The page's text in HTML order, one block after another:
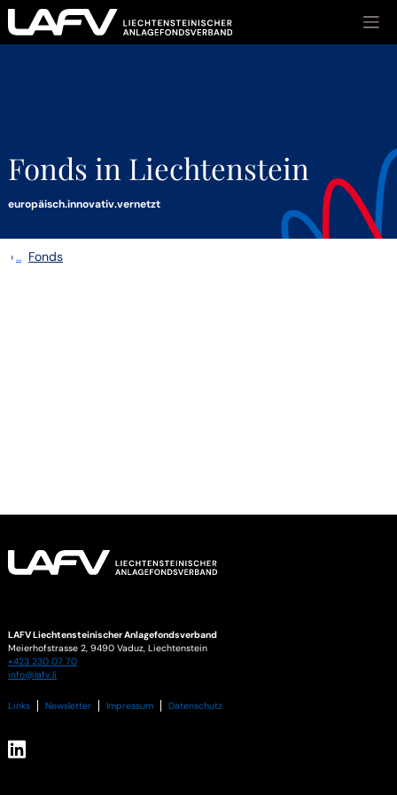
Zum Inhalt springen
Fonds in Liechtenstein
europäisch.innovativ.vernetzt
›... Fonds
LAFV Liechtensteinischer Anlagefondsverband
Meierhofstrasse 2, 9490 Vaduz, Liechtenstein
+423 230 07 70
info@lafv.li
Links Newsletter Impressum Datenschutz